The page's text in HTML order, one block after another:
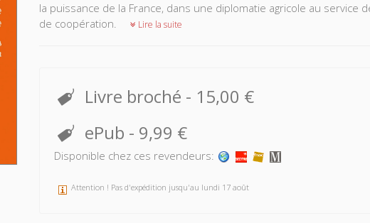
la puissance de la France, dans une diplomatie agricole au
de coopération.
Lire la suite
Livre broché - 15,00 €
ePub - 9,99 €
Disponible chez ces revendeurs:
Attention ! Pas d'expédition jusqu'au lundi 17 août